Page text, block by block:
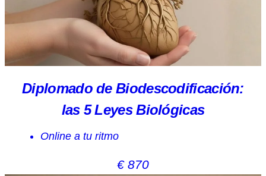
Diplomado de Biodescodificación:
las 5 Leyes Biológicas
Online a tu ritmo
€ 870